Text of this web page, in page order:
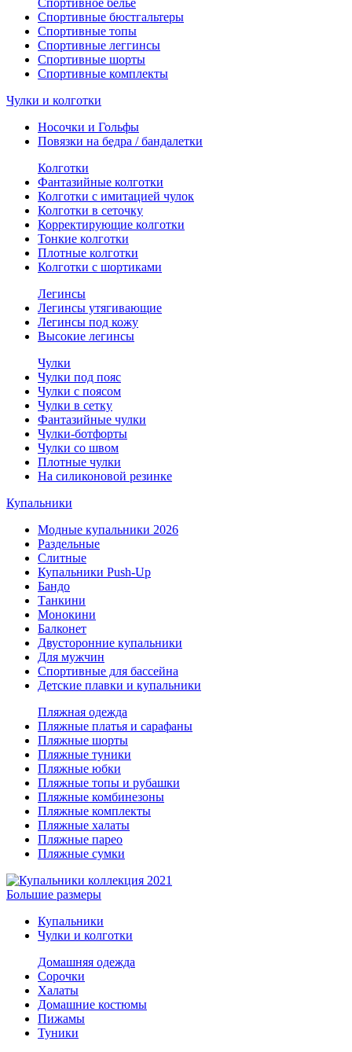
Спортивное белье
Спортивные бюстгальтеры
Спортивные топы
Спортивные леггинсы
Спортивные шорты
Спортивные комплекты
Чулки и колготки
Носочки и Гольфы
Повязки на бедра / бандалетки
Колготки
Фантазийные колготки
Колготки с имитацией чулок
Колготки в сеточку
Корректирующие колготки
Тонкие колготки
Плотные колготки
Колготки с шортиками
Легинсы
Легинсы утягивающие
Легинсы под кожу
Высокие легинсы
Чулки
Чулки под пояс
Чулки с поясом
Чулки в сетку
Фантазийные чулки
Чулки-ботфорты
Чулки со швом
Плотные чулки
На силиконовой резинке
Купальники
Модные купальники 2026
Раздельные
Слитные
Купальники Push-Up
Бандо
Танкини
Монокини
Балконет
Двусторонние купальники
Для мужчин
Спортивные для бассейна
Детские плавки и купальники
Пляжная одежда
Пляжные платья и сарафаны
Пляжные шорты
Пляжные туники
Пляжные юбки
Пляжные топы и рубашки
Пляжные комбинезоны
Пляжные комплекты
Пляжные халаты
Пляжные парео
Пляжные сумки
Большие размеры
Купальники
Чулки и колготки
Домашняя одежда
Сорочки
Халаты
Домашние костюмы
Пижамы
Туники